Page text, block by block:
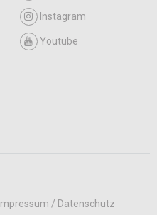
Instagram
Youtube
Impressum / Datenschutz